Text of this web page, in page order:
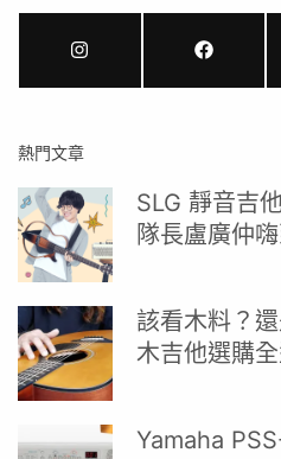
熱門文章
SLG 靜音吉
隊長盧廣仲
該看木料？
木吉他選購全
Yamaha